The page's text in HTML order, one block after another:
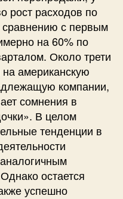
рост расходов по
сравнению с первым
на 60% по
Около трети
американскую
компании,
сомнения в
В целом
тенденции в
остается
успешно